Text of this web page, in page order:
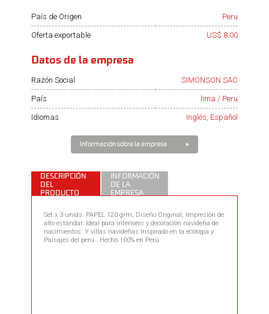
País de Origen Peru
Oferta exportable US$ 8.00
Datos de la empresa
Razón Social SIMONSON SAC
País lima / Peru
Idiomas Inglés, Español
Información sobre la empresa
DESCRIPCIÓN
DEL
PRODUCTO
Set x 3 unids. PAPEL 120 grm, Diseño Original, Impresión de
alto estándar. Ideal para interiores y decoración navideña de
nacimientos. Y villas navideñas Inspirado en la ecología y
Paisajes del peru.. Hecho 100% en Perú.
INFORMACIÓN
DE LA
EMPRESA